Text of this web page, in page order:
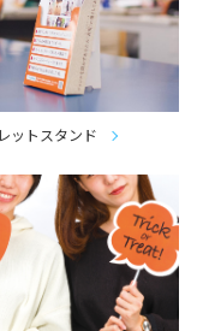
ットスタンド